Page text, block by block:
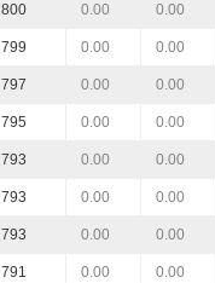
800 0.00 0.00
799 0.00 0.00
797 0.00 0.00
795 0.00 0.00
793 0.00 0.00
793 0.00 0.00
793 0.00 0.00
791 0.00 0.00